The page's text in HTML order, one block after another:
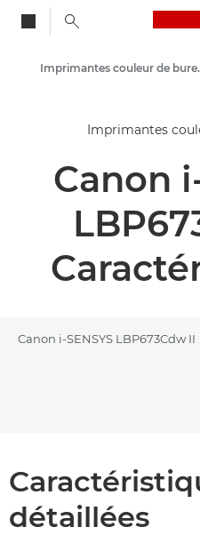
Solutions et services
Produits professionnels
Imprimantes
Canon
Canon i-SENSYS LBP673Cdw II
Assistance
détaillées